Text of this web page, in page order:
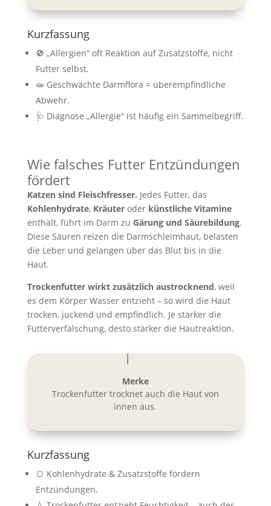
Kurzfassung
🚫 „Allergien“ oft Reaktion auf Zusatzstoffe, nicht
Futter selbst.
🧫 Geschwächte Darmflora = überempfindliche
Abwehr.
🩺 Diagnose „Allergie“ ist häufig ein Sammelbegriff.
Wie falsches Futter Entzündungen
fördert
Katzen sind Fleischfresser. Jedes Futter, das
Kohlenhydrate, Kräuteroder künstliche Vitamine
enthält, führt im Darm zu Gärung und Säurebildung.
Diese Säuren reizen die Darmschleimhaut, belasten
die Leber und gelangen über das Blut bis in die
Haut.
Trockenfutter wirkt zusätzlich austrocknend, weil
es dem Körper Wasser entzieht – so wird die Haut
trocken, juckend und empfindlich. Je stärker die
Futterverfälschung, desto stärker die Hautreaktion.
Merke
Trockenfutter trocknet auch die Haut von
innen aus.
Kurzfassung
🍞 Kohlenhydrate & Zusatzstoffe fördern
Entzündungen.